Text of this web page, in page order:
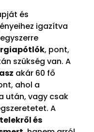
és
igazítva
, pont,
szükség van. A
akár 60 fő
ahol a
után, vagy csak
A
és